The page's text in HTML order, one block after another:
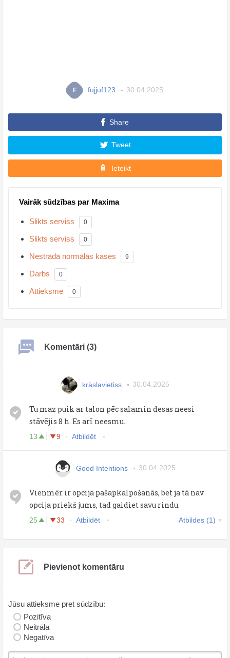
F fujjuf123 30.04.2025
Share
Tweet
Ieteikt
Vairāk sūdzības par Maxima
Slikts serviss 0
Slikts serviss 0
Nestrādā normālās kases 9
Darbs 0
Attieksme 0
Komentāri (3)
krāslavietiss 30.04.2025
Tu maz puik ar talon pēc salamin desas neesi
stāvējis 8 h. Es arī neesmu..
13 9 Atbildēt
Good Intentions 30.04.2025
Vienmēr ir opcija pašapkalpošanās, bet ja tā nav
opcija priekš jums, tad gaidiet savu rindu.
25 33 Atbildēt Atbildes (1)
Pievienot komentāru
Jūsu attieksme pret sūdzību:
Pozitīva
Neitrāla
Negatīva